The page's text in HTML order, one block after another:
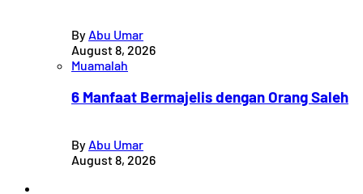
By Abu Umar
August 8, 2026
Muamalah
6 Manfaat Bermajelis dengan Orang Saleh
By Abu Umar
August 8, 2026